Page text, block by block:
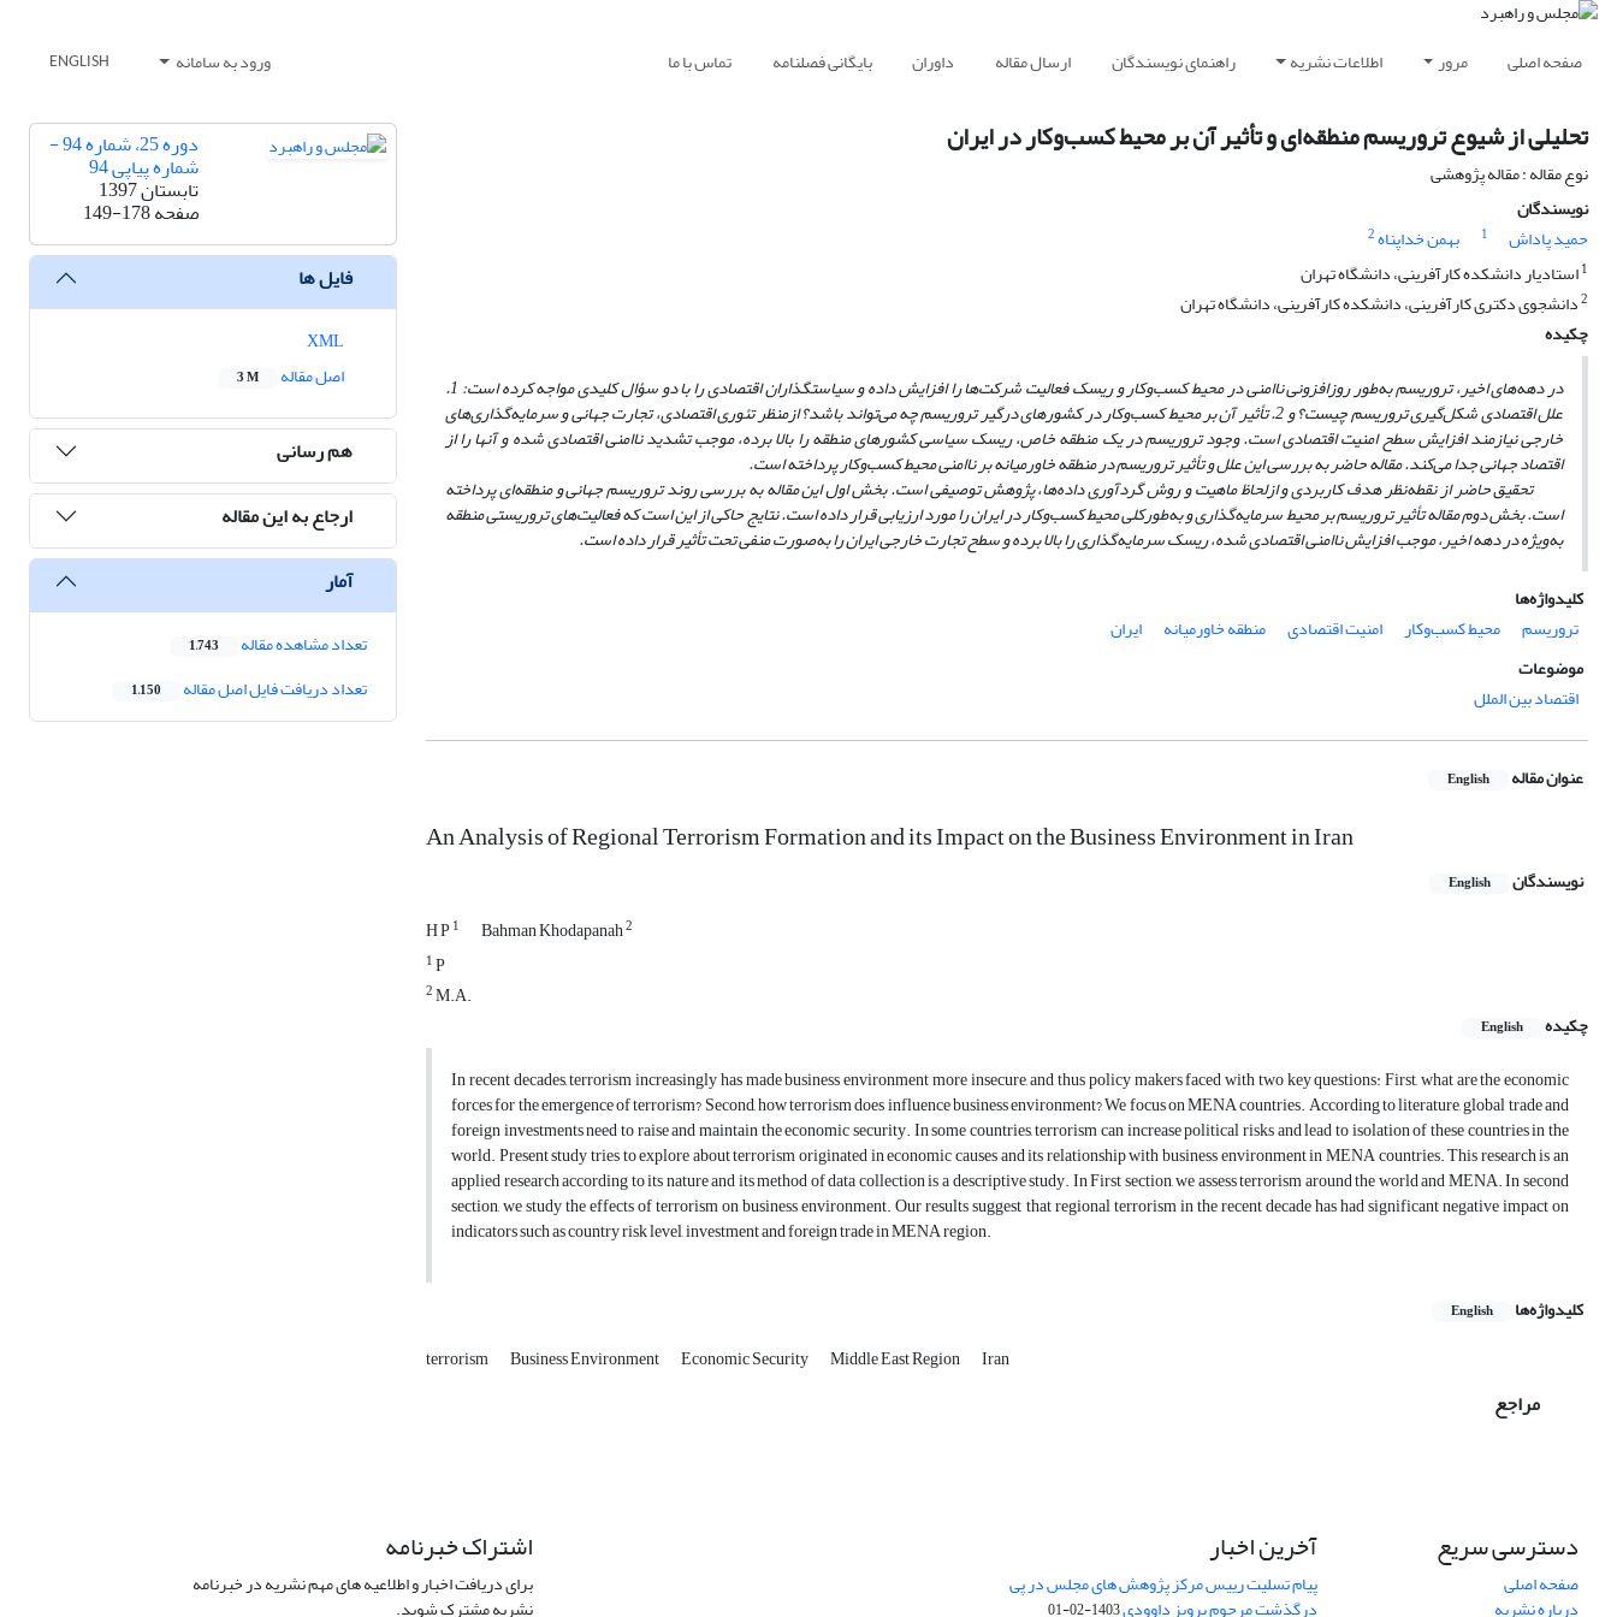
صفحه اصلی مرور اطلاعات نشریه راهنمای نویسندگان ارسال مقاله داوران بایگانی فصلنامه تماس با ما ورود به سامانه ENGLISH
تحلیلی از شیوع تروریسم منطقه‌ای و تأثیر آن بر محیط کسب‌و‌کار در ایران
نوع مقاله : مقاله پژوهشی
نویسندگان
حمید پاداش
1 بهمن خداپناه2
1استادیار دانشکده کارآفرینی، دانشگاه تهران
2دانشجوی دکتری کارآفرینی، دانشکده کارآفرینی، دانشگاه تهران
چکیده
در دهه‌های اخیر، تروریسم به‌طور روزافزونی ناامنی در محیط کسب‌و‌کار و ریسک فعالیت شرکت‌ها را افزایش داده و سیاستگذاران اقتصادی را با دو سؤال کلیدی مواجه کرده است: 1.
علل اقتصادی شکل‌گیری تروریسم چیست؟ و 2. تأثیر آن بر محیط کسب‌و‌کار در کشورهای درگیر تروریسم چه می‌تواند باشد؟ ازمنظر تئوری اقتصادی، تجارت جهانی و سرمایه‌گذاری‌های
خارجی نیازمند افزایش سطح امنیت اقتصادی است. وجود تروریسم در یک منطقه خاص، ریسک سیاسی کشورهای منطقه را بالا برده، موجب تشدید ناامنی اقتصادی شده و آنها را از
اقتصاد جهانی جدا می‌کند. مقاله حاضر به بررسی این علل و تأثیر تروریسم در منطقه خاورمیانه بر ناامنی محیط کسب‌و‌کار پرداخته است.
تحقیق حاضر از نقطه‌نظر هدف کاربردی و ازلحاظ ماهیت و روش گردآوری داده‌ها، پژوهش توصیفی است. بخش اول این مقاله به بررسی روند تروریسم جهانی و منطقه‌ای پرداخته
است. بخش دوم مقاله تأثیر تروریسم بر محیط سرمایه‌گذاری و به‌طورکلی محیط کسب‌و‌کار در ایران را مورد ارزیابی قرار داده است. نتایج حاکی از این است که فعالیت‌های تروریستی منطقه
به‌ویژه در دهه اخیر، موجب افزایش ناامنی اقتصادی شده، ریسک سرمایه‌گذاری را بالا برده و سطح تجارت خارجی ایران را به‌صورت منفی تحت تأثیر قرار داده است.
کلیدواژه‌ها
تروریسم
محیط کسب‌و‌کار امنیت اقتصادی منطقه خاورمیانه
ایران
موضوعات
اقتصاد بین الملل
عنوان مقاله English
An Analysis of Regional Terrorism Formation and its Impact on the Business Environment in Iran
نویسندگان English
H P1 Bahman Khodapanah2
1P
2M.A.
چکیده
English
In recent decades, terrorism increasingly has made business environment more insecure, and thus policy makers faced with two key questions: First, what are the economic
forces for the emergence of terrorism? Second, how terrorism does influence business environment? We focus on MENA countries. According to literature, global trade and
foreign investments need to raise and maintain the economic security. In some countries, terrorism can increase political risks and lead to isolation of these countries in the
world. Present study tries to explore about terrorism originated in economic causes and its relationship with business environment in MENA countries. This research is an
applied research according to its nature and its method of data collection is a descriptive study. In First section, we assess terrorism around the world and MENA. In second
section, we study the effects of terrorism on business environment. Our results suggest that regional terrorism in the recent decade has had significant negative impact on
indicators such as country risk level, investment and foreign trade in MENA region.
کلیدواژه‌ها English
terrorism Business Environment Economic Security Middle East Region Iran
مراجع
دوره 25، شماره 94 -
شماره پیاپی 94
تابستان 1397
صفحه149-178
فایل ها
اصل مقاله
3 M
هم رسانی
ارجاع به این مقاله
آمار
تعداد مشاهده مقاله 1,743
تعداد دریافت فایل اصل مقاله 1,150
دسترسی سریع
صفحه اصلی
درباره نشریه
آخرین اخبار
پیام تسلیت رییس مرکز پژوهش های مجلس در پی
درگذشت مرحوم پرویز داوودی1403-02-01
اشتراک خبرنامه
برای دریافت اخبار و اطلاعیه های مهم نشریه در خبرنامه
نشریه مشترک شوید.